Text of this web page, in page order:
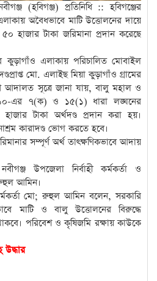
(হবিগঞ্জ) প্রতিনিধি :: হবিগঞ্জের
অবৈধভাবে মাটি উত্তোলনের দায়ে
হাজার টাকা জরিমানা প্রদান করেছে
এলাকায় পরিচালিত মোবাইল
মো. এলাইছ মিয়া কুড়াগাঁও গ্রামের
আদালত সূত্রে জানা যায়, বালু মহাল ও
এর ৭(ক) ও ১৫(১) ধারা লঙ্ঘনের
টাকা অর্থদণ্ড প্রদান করা হয়।
কারাদণ্ড ভোগ করতে হবে।
সম্পূর্ণ অর্থ তাৎক্ষণিকভাবে আদায়
উপজেলা নির্বাহী কর্মকর্তা ও
রুহুল আমিন।
মো; রুহুল আমিন বলেন, সরকারি
মাটি ও বালু উত্তোলনের বিরুদ্ধে
পরিবেশ ও কৃষিজমি রক্ষায় কাউকে
উদ্ধার